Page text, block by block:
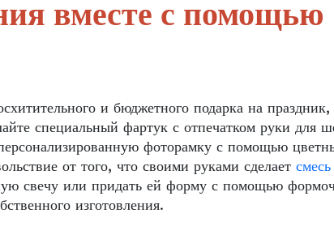
вместе с помощью
и бюджетного подарка на праздник,
специальный фартук с отпечатком руки для
фоторамку с помощью
от того, что своими руками сделает
свечу или придать ей форму с помощью
изготовления.